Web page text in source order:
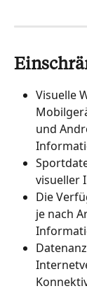
Visuelle
und
visueller
Die
je nach